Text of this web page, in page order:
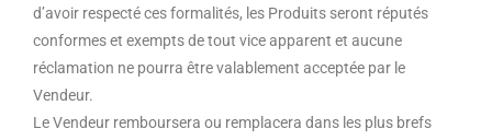
d’avoir respecté ces formalités, les Produits seront réputés
conformes et exempts de tout vice apparent et aucune
réclamation ne pourra être valablement acceptée par le
Vendeur.
Le Vendeur remboursera ou remplacera dans les plus brefs